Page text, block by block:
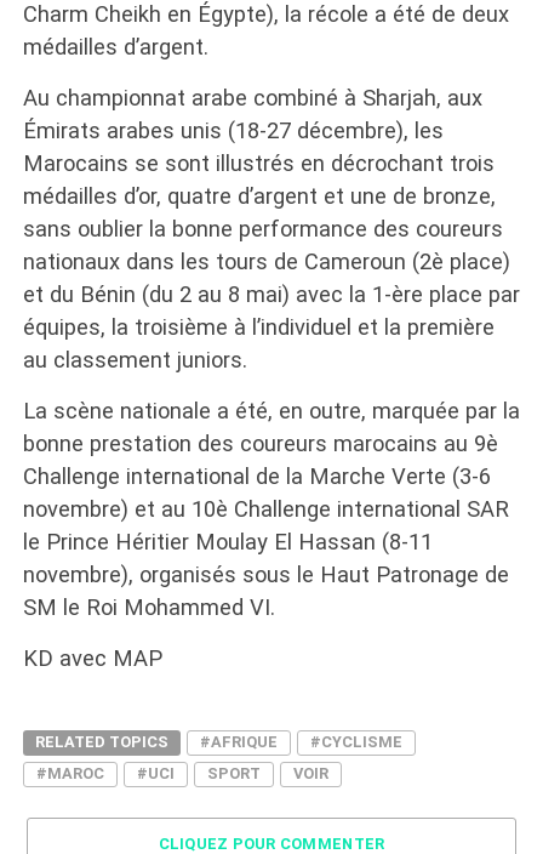
Charm Cheikh en Égypte), la récole a été de deux
médailles d’argent.
Au championnat arabe combiné à Sharjah, aux
Émirats arabes unis (18-27 décembre), les
Marocains se sont illustrés en décrochant trois
médailles d’or, quatre d’argent et une de bronze,
sans oublier la bonne performance des coureurs
nationaux dans les tours de Cameroun (2è place)
et du Bénin (du 2 au 8 mai) avec la 1-ère place par
équipes, la troisième à l’individuel et la première
au classement juniors.
La scène nationale a été, en outre, marquée par la
bonne prestation des coureurs marocains au 9è
Challenge international de la Marche Verte (3-6
novembre) et au 10è Challenge international SAR
le Prince Héritier Moulay El Hassan (8-11
novembre), organisés sous le Haut Patronage de
SM le Roi Mohammed VI.
KD avec MAP
RELATED TOPICS #AFRIQUE
#CYCLISME
#MAROC
#UCI SPORT VOIR
CLIQUEZ POUR COMMENTER